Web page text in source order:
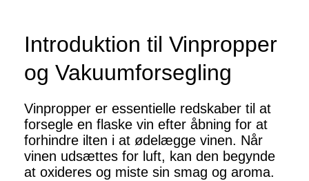
Introduktion til Vinpropper
og Vakuumforsegling
Vinpropper er essentielle redskaber til at
forsegle en flaske vin efter åbning for at
forhindre ilten i at ødelægge vinen. Når
vinen udsættes for luft, kan den begynde
at oxideres og miste sin smag og aroma.